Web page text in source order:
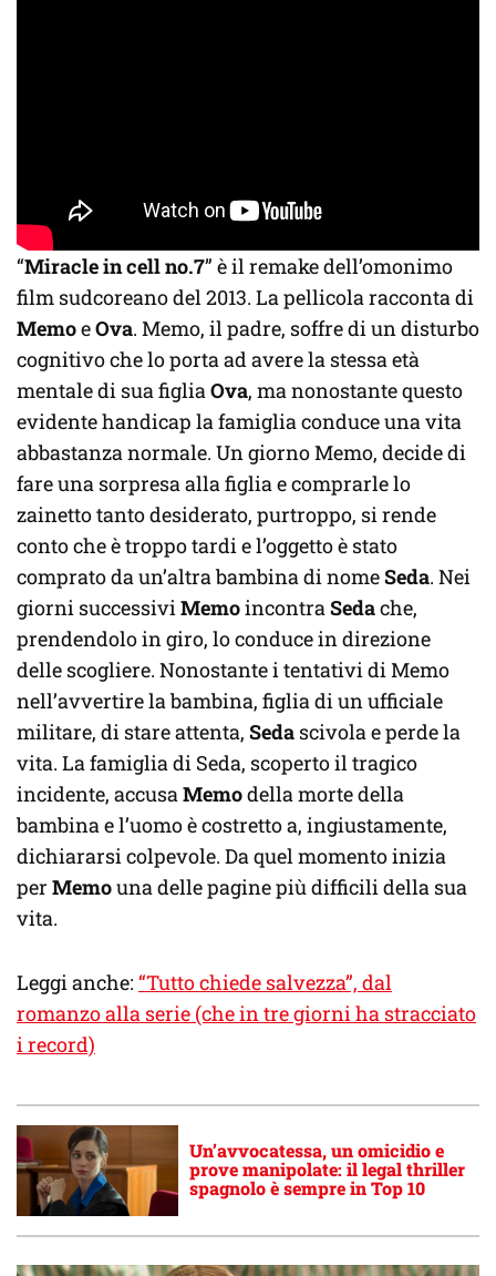
“Miracle in cell no.7” è il remake dell’omonimo
film sudcoreano del 2013. La pellicola racconta di
MemoeOva. Memo, il padre, soffre di un disturbo
cognitivo che lo porta ad avere la stessa età
mentale di sua figlia Ova, ma nonostante questo
evidente handicap la famiglia conduce una vita
abbastanza normale. Un giorno Memo, decide di
fare una sorpresa alla figlia e comprarle lo
zainetto tanto desiderato, purtroppo, si rende
conto che è troppo tardi e l’oggetto è stato
comprato da un’altra bambina di nomeSeda. Nei
giorni successivi Memoincontra Sedache,
prendendolo in giro, lo conduce in direzione
delle scogliere. Nonostante i tentativi di Memo
nell’avvertire la bambina, figlia di un ufficiale
militare, di stare attenta, Seda scivola e perde la
vita. La famiglia di Seda, scoperto il tragico
incidente, accusa Memodella morte della
bambina e l’uomo è costretto a, ingiustamente,
dichiararsi colpevole. Da quel momento inizia
per Memouna delle pagine più difficili della sua
vita.
Leggi anche: “Tutto chiede salvezza”, dal
romanzo alla serie (che in tre giorni ha stracciato
i record)
Un’avvocatessa, un omicidio e
prove manipolate: il legal thriller
spagnolo è sempre in Top 10